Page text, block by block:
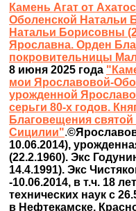
Камень Агат от
Оболенской Натальи
Натальи Борисовны
Ярославна. Орден
покровительницы
8 июня 2025 года
мои Ярославовой-
урожденной
серьги 80-х годов.
Благовещения
Сицилии".
10.06.2014),
(22.2.1960). Экс
14.4.1991). Экс
-10.06.2014, в т.ч. 18
технических наук c
в Нефтекамске,